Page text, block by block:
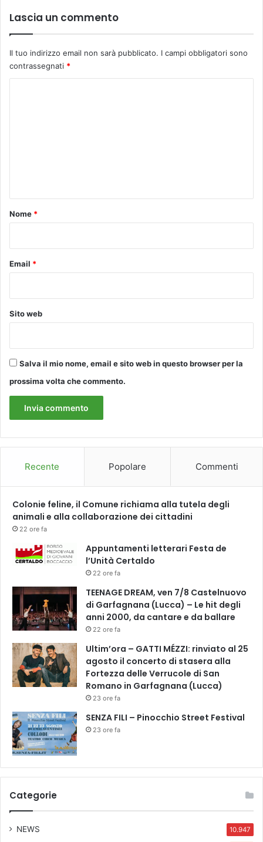
t
i
e
M
Lascia un commento
Il tuo indirizzo email non sarà pubblicato. I campi obbligatori sono
contrassegnati *
o
Nome *
Email *
Sito web
Salva il mio nome, email e sito web in questo browser per la
prossima volta che commento.
Recente Popolare Commenti
Colonie feline, il Comune richiama alla tutela degli
animali e alla collaborazione dei cittadini
22 ore fa
Appuntamenti letterari Festa de
l’Unità Certaldo
22 ore fa
TEENAGE DREAM, ven 7/8 Castelnuovo
di Garfagnana (Lucca) – Le hit degli
anni 2000, da cantare e da ballare
22 ore fa
Ultim’ora – GATTI MÉZZI: rinviato al 25
agosto il concerto di stasera alla
Fortezza delle Verrucole di San
Romano in Garfagnana (Lucca)
23 ore fa
SENZA FILI – Pinocchio Street Festival
23 ore fa
Categorie
NEWS 10.947